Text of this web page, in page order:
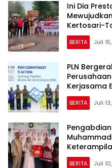
Ini Dia
Kertosari-
Selatan
BERITA Juli
PLN
Kerjasama
BERITA Juli
Pengabdian
BERITA Juli